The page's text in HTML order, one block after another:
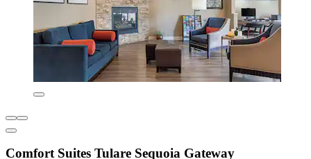
Comfort Suites Tulare Sequoia Gateway